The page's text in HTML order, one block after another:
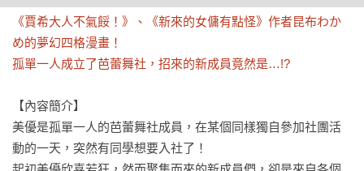
《賈希大人不氣餒！》、《新來的女傭有點怪》作者昆布わか
め的夢幻四格漫畫！
孤單一人成立了芭蕾舞社，招來的新成員竟然是…!?
【內容簡介】
美優是孤單一人的芭蕾舞社成員，在某個同樣獨自參加社團活
動的一天，突然有同學想要入社了！